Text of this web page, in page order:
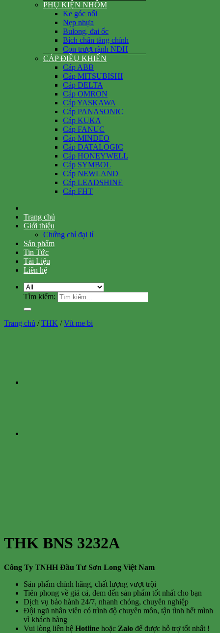
PHỤ KIỆN NHÔM
Ke góc nổi
Nẹp nhựa
Bulong, đai ốc
Bích chân tăng chỉnh
Con trượt rãnh NĐH
CÁP ĐIỀU KHIỂN
Cáp ABB
Cáp MITSUBISHI
Cáp DELTA
Cáp OMRON
Cáp YASKAWA
Cáp PANASONIC
Cáp KUKA
Cáp FANUC
Cáp MINDEO
Cáp DATALOGIC
Cáp HONEYWELL
Cáp SYMBOL
Cáp NEWLAND
Cáp LEADSHINE
Cáp FHT
Trang chủ
Giới thiệu
Chứng chỉ đại lí
Sản phẩm
Tin Tức
Tài Liệu
Liên hệ
Tìm kiếm:
Trang chủ / THK / Vít me bi
THK BNS 3232A
Công Ty TNHH Đầu Tư Sơn Long Việt Nam
Sản phẩm chính hãng, chất lượng vượt trội
Tiên phong về giá cả, đem đến sản phẩm tốt nhất cho bạn
Dịch vụ bảo hành 24/7, nhanh chóng, chuyên nghiệp
Đội ngũ nhân viên có trình độ chuyên môn, tận tình hết mình
vì khách hàng
Vui lòng liên hệ Hotline hoặc Zalo để được hỗ trợ tốt nhất !